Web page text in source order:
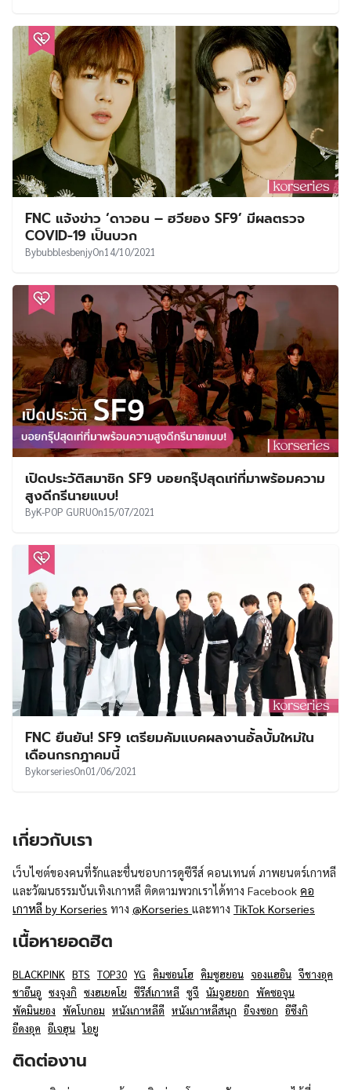
FNC แจ้งข่าว ‘ดาวอน – ฮวียอง SF9’ มีผลตรวจ
COVID-19 เป็นบวก
BybubblesbenjyOn14/10/2021
เปิดประวัติสมาชิก SF9 บอยกรุ๊ปสุดเท่ที่มาพร้อมความ
สูงดีกรีนายแบบ!
ByK-POP GURUOn15/07/2021
FNC ยืนยัน! SF9 เตรียมคัมแบคผลงานอั้ลบั้มใหม่ใน
เดือนกรกฎาคมนี้
BykorseriesOn01/06/2021
เกี่ยวกับเรา
เว็บไซต์ของคนที่รักและชื่นชอบการดูซีรีส์ คอนเทนต์ ภาพยนตร์เกาหลี
และวัฒนธรรมบันเทิงเกาหลี ติดตามพวกเราได้ทาง Facebook คอ
เกาหลี by Korseries ทาง @Korseries และทาง TikTok Korseries
เนื้อหายอดฮิต
BLACKPINK BTS TOP30 YG คิมซอนโฮ คิมซูฮยอน จองแฮอิน จีชางอุค
ชาอึนอู ซงจุงกิ ซงฮเยคโย ซีรีส์เกาหลี ซูจี นัมจูฮยอก พัคซอจุน
พัคมินยอง พัคโบกอม หนังเกาหลีดี หนังเกาหลีสนุก อีจงซอก อีซึงกิ
อีดงอุค อีเจฮุน ไอยู
ติดต่องาน